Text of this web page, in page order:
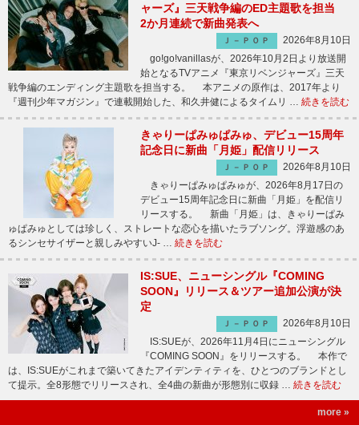
ャーズ』三天戦争編のED主題歌を担当
2か月連続で新曲発表へ
Ｊ－ＰＯＰ
2026年8月10日
go!go!vanillasが、2026年10月2日より放送開
始となるTVアニメ『東京リベンジャーズ』三天
戦争編のエンディング主題歌を担当する。 本アニメの原作は、2017年より
『週刊少年マガジン』で連載開始した、和久井健によるタイムリ … 続きを読む
きゃりーぱみゅぱみゅ、デビュー15周年
記念日に新曲「月姫」配信リリース
Ｊ－ＰＯＰ
2026年8月10日
きゃりーぱみゅぱみゅが、2026年8月17日の
デビュー15周年記念日に新曲「月姫」を配信リ
リースする。 新曲「月姫」は、きゃりーぱみ
ゅぱみゅとしては珍しく、ストレートな恋心を描いたラブソング。浮遊感のあ
るシンセサイザーと親しみやすいJ- … 続きを読む
IS:SUE、ニューシングル『COMING
SOON』リリース＆ツアー追加公演が決
定
Ｊ－ＰＯＰ
2026年8月10日
IS:SUEが、2026年11月4日にニューシングル
『COMING SOON』をリリースする。 本作で
は、IS:SUEがこれまで築いてきたアイデンティティを、ひとつのブランドとし
て提示。全8形態でリリースされ、全4曲の新曲が形態別に収録 … 続きを読む
more »